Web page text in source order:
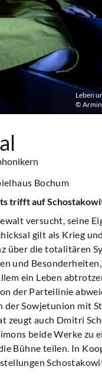
Leben
© Armin
Bochum
trifft auf
versucht, seine
gilt als Krieg
über die totalitären
und
ein Leben
der Parteilinie
Sowjetunion mit
zeugt auch Dmitri
beide Werke zu
Bühne teilen. In